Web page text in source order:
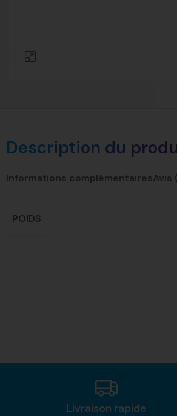
Description du
Informations complémentairesAvis
POIDS
Livraison rapide